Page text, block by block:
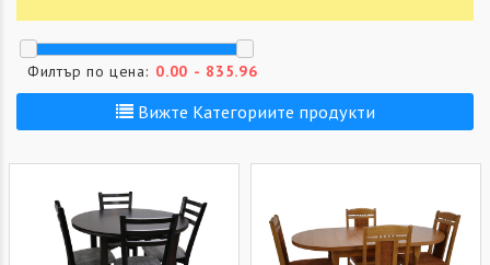
Филтър по цена:
Вижте Категориите продукти